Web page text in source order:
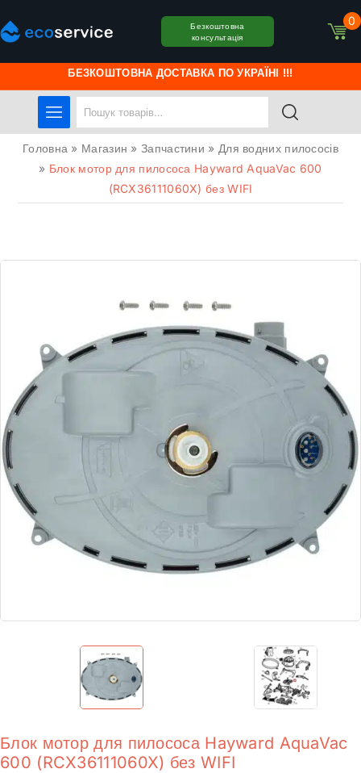
БЕЗКОШТОВНА ДОСТАВКА ПО УКРАЇНІ !!!
Безкоштовна
консультація
0
Головна » Магазин »Запчастини » Для водних пилососів
» Блок мотор для пилососа Hayward AquaVac 600
(RCX36111060X) без WIFI
Блок мотор для пилососа Hayward AquaVac
600 (RCX36111060X) без WIFI